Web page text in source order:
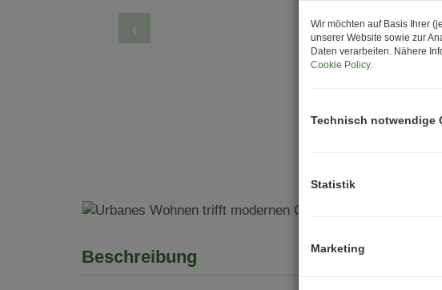
Beschreibung
Wir möchten auf Basis Ihrer
unserer Website sowie zur
Daten verarbeiten. Nähere
Cookie Policy.
Technisch notwendige
Statistik
Marketing